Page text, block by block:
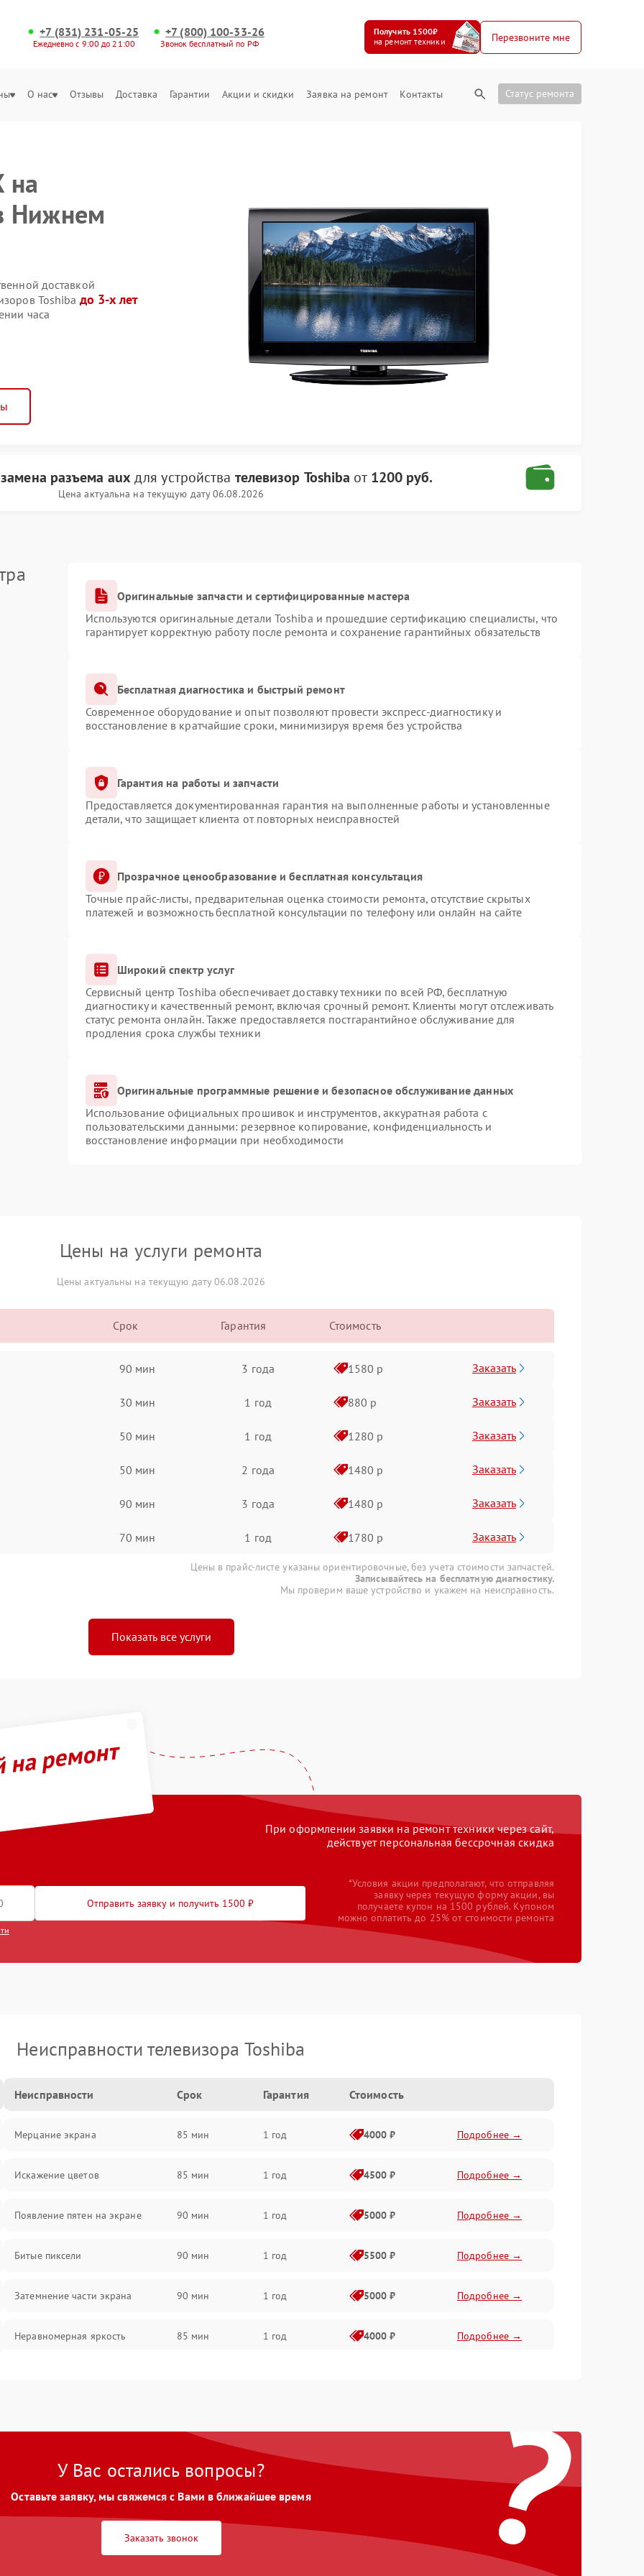
+7 (831) 231-05-25
Ежедневно с 9:00 до 21:00
+7 (800) 100-33-26
Звонок бесплатный по РФ
Получить 1500₽
на ремонт техники
Перезвоните мне
О нас Отзывы Доставка Гарантии Акции и скидки Заявка на ремонт Контакты Статус ремонта
на
Нижнем
доставкой
Toshiba до 3-х лет
часа
замена разъема aux для устройства телевизор Toshiba от 1200 руб.
Цена актуальна на текущую дату 06.08.2026
Оригинальные запчасти и сертифицированные мастера
Используются оригинальные детали Toshiba и прошедшие сертификацию специалисты, что
гарантирует корректную работу после ремонта и сохранение гарантийных обязательств
Бесплатная диагностика и быстрый ремонт
Современное оборудование и опыт позволяют провести экспресс-диагностику и
восстановление в кратчайшие сроки, минимизируя время без устройства
Гарантия на работы и запчасти
Предоставляется документированная гарантия на выполненные работы и установленные
детали, что защищает клиента от повторных неисправностей
Прозрачное ценообразование и бесплатная консультация
Точные прайс-листы, предварительная оценка стоимости ремонта, отсутствие скрытых
платежей и возможность бесплатной консультации по телефону или онлайн на сайте
Широкий спектр услуг
Сервисный центр Toshiba обеспечивает доставку техники по всей РФ, бесплатную
диагностику и качественный ремонт, включая срочный ремонт. Клиенты могут отслеживать
статус ремонта онлайн. Также предоставляется постгарантийное обслуживание для
продления срока службы техники
Оригинальные программные решение и безопасное обслуживание данных
Использование официальных прошивок и инструментов, аккуратная работа с
пользовательскими данными: резервное копирование, конфиденциальность и
восстановление информации при необходимости
Цены на услуги ремонта
Цены актуальны на текущую дату 06.08.2026
Срок Гарантия Стоимость
90 мин 3 года 1580 р Заказать
30 мин 1 год 880 р Заказать
50 мин 1 год 1280 р Заказать
50 мин 2 года 1480 р Заказать
90 мин 3 года 1480 р Заказать
70 мин 1 год 1780 р Заказать
Цены в прайс-листе указаны ориентировочные, без учета стоимости запчастей.
Записывайтесь на бесплатную диагностику.
Мы проверим ваше устройство и укажем на неисправность.
Показать все услуги
ремонт
При оформлении заявки на ремонт техники через сайт,
действует персональная бессрочная скидка
Отправить заявку и получить 1500 ₽
*Условия акции предполагают, что отправляя
заявку через текущую форму акции, вы
получаете купон на 1500 рублей. Купоном
можно оплатить до 25% от стоимости ремонта
Неисправности телевизора Toshiba
Неисправности Срок Гарантия Стоимость
Мерцание экрана 85 мин 1 год 4000 ₽ Подробнее →
Искажение цветов 85 мин 1 год 4500 ₽ Подробнее →
Появление пятен на экране 90 мин 1 год 5000 ₽ Подробнее →
Битые пиксели 90 мин 1 год 5500 ₽ Подробнее →
Затемнение части экрана 90 мин 1 год 5000 ₽ Подробнее →
Неравномерная яркость 85 мин 1 год 4000 ₽ Подробнее →
?
У Вас остались вопросы?
Оставьте заявку, мы свяжемся с Вами в ближайшее время
Заказать звонок